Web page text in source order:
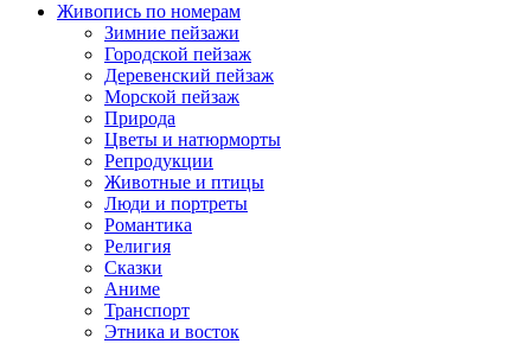
Живопись по номерам
Зимние пейзажи
Городской пейзаж
Деревенский пейзаж
Морской пейзаж
Природа
Цветы и натюрморты
Репродукции
Животные и птицы
Люди и портреты
Романтика
Религия
Сказки
Аниме
Транспорт
Этника и восток